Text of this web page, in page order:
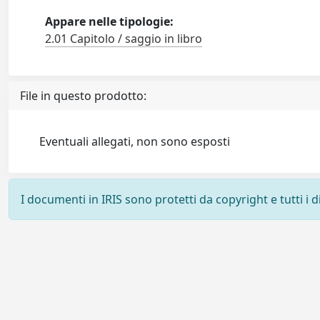
Appare nelle tipologie:
2.01 Capitolo / saggio in libro
File in questo prodotto:
Eventuali allegati, non sono esposti
I documenti in IRIS sono protetti da copyright e tutti i